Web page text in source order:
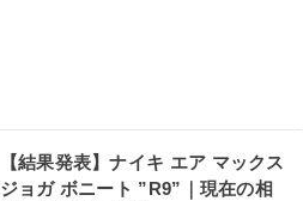
【結果発表】ナイキ エア マックス
ジョガ ボニート ”R9”｜現在の相